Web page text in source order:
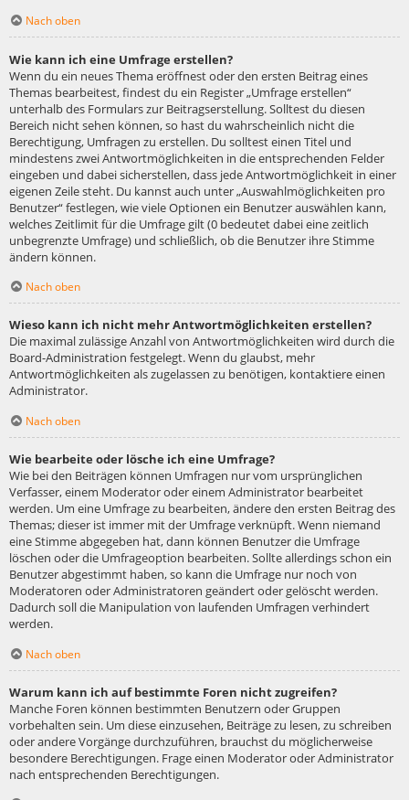
Nach oben
Wie kann ich eine Umfrage erstellen?
Wenn du ein neues Thema eröffnest oder den ersten Beitrag eines
Themas bearbeitest, findest du ein Register „Umfrage erstellen“
unterhalb des Formulars zur Beitragserstellung. Solltest du diesen
Bereich nicht sehen können, so hast du wahrscheinlich nicht die
Berechtigung, Umfragen zu erstellen. Du solltest einen Titel und
mindestens zwei Antwortmöglichkeiten in die entsprechenden Felder
eingeben und dabei sicherstellen, dass jede Antwortmöglichkeit in einer
eigenen Zeile steht. Du kannst auch unter „Auswahlmöglichkeiten pro
Benutzer“ festlegen, wie viele Optionen ein Benutzer auswählen kann,
welches Zeitlimit für die Umfrage gilt (0 bedeutet dabei eine zeitlich
unbegrenzte Umfrage) und schließlich, ob die Benutzer ihre Stimme
ändern können.
Nach oben
Wieso kann ich nicht mehr Antwortmöglichkeiten erstellen?
Die maximal zulässige Anzahl von Antwortmöglichkeiten wird durch die
Board-Administration festgelegt. Wenn du glaubst, mehr
Antwortmöglichkeiten als zugelassen zu benötigen, kontaktiere einen
Administrator.
Nach oben
Wie bearbeite oder lösche ich eine Umfrage?
Wie bei den Beiträgen können Umfragen nur vom ursprünglichen
Verfasser, einem Moderator oder einem Administrator bearbeitet
werden. Um eine Umfrage zu bearbeiten, ändere den ersten Beitrag des
Themas; dieser ist immer mit der Umfrage verknüpft. Wenn niemand
eine Stimme abgegeben hat, dann können Benutzer die Umfrage
löschen oder die Umfrageoption bearbeiten. Sollte allerdings schon ein
Benutzer abgestimmt haben, so kann die Umfrage nur noch von
Moderatoren oder Administratoren geändert oder gelöscht werden.
Dadurch soll die Manipulation von laufenden Umfragen verhindert
werden.
Nach oben
Warum kann ich auf bestimmte Foren nicht zugreifen?
Manche Foren können bestimmten Benutzern oder Gruppen
vorbehalten sein. Um diese einzusehen, Beiträge zu lesen, zu schreiben
oder andere Vorgänge durchzuführen, brauchst du möglicherweise
besondere Berechtigungen. Frage einen Moderator oder Administrator
nach entsprechenden Berechtigungen.